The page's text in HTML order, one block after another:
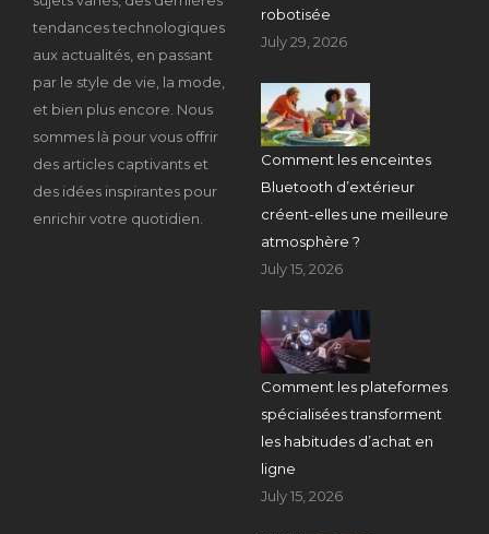
tendances technologiques
aux actualités, en passant
par le style de vie, la mode,
et bien plus encore. Nous
sommes là pour vous offrir
des articles captivants et
des idées inspirantes pour
enrichir votre quotidien.
robotisée
July 29, 2026
Comment les enceintes
Bluetooth d’extérieur
créent-elles une meilleure
atmosphère ?
July 15, 2026
Comment les plateformes
spécialisées transforment
les habitudes d’achat en
ligne
July 15, 2026